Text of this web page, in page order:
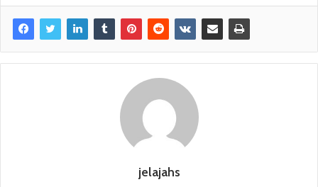
jelajahs